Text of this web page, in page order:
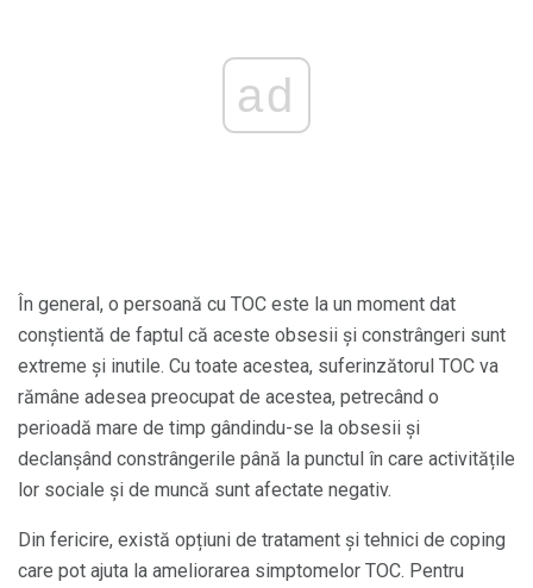
ad
În general, o persoană cu TOC este la un moment dat
conștientă de faptul că aceste obsesii și constrângeri sunt
extreme și inutile. Cu toate acestea, suferinzătorul TOC va
rămâne adesea preocupat de acestea, petrecând o
perioadă mare de timp gândindu-se la obsesii și
declanșând constrângerile până la punctul în care activitățile
lor sociale și de muncă sunt afectate negativ.
Din fericire, există opțiuni de tratament și tehnici de coping
care pot ajuta la ameliorarea simptomelor TOC. Pentru